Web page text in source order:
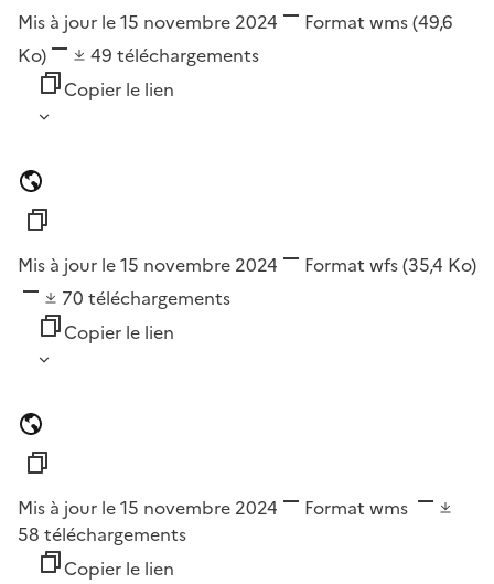
Mis à jour le 15 novembre 2024 Format wms(49,6
Ko)
49 téléchargements
Copier le lien
Mis à jour le 15 novembre 2024 Format wfs(35,4 Ko)
70 téléchargements
Copier le lien
Mis à jour le 15 novembre 2024 Format wms
58 téléchargements
Copier le lien